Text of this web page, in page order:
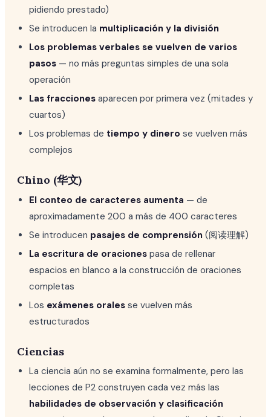
pidiendo prestado)
Se introducen la multiplicación y la división
Los problemas verbales se vuelven de varios
pasos — no más preguntas simples de una sola
operación
Las fracciones aparecen por primera vez (mitades y
cuartos)
Los problemas de tiempo y dinero se vuelven más
complejos
Chino (华文)
El conteo de caracteres aumenta — de
aproximadamente 200 a más de 400 caracteres
Se introducen pasajes de comprensión (阅读理解)
La escritura de oraciones pasa de rellenar
espacios en blanco a la construcción de oraciones
completas
Los exámenes orales se vuelven más
estructurados
Ciencias
La ciencia aún no se examina formalmente, pero las
lecciones de P2 construyen cada vez más las
habilidades de observación y clasificación